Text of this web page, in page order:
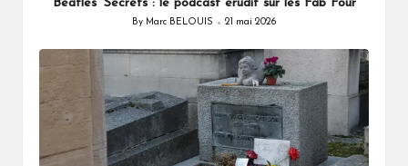
Beatles’ Secrets : le podcast érudit sur les Fab Four
Posted
By Marc BELOUIS 21 mai 2026